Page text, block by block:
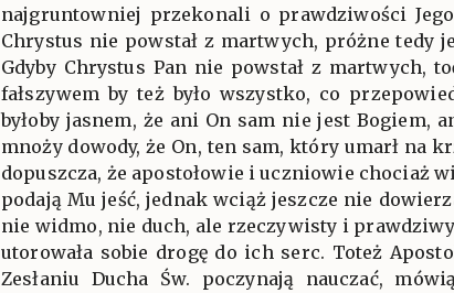
najgruntowniej przekonali o prawdziwości
Chrystus nie powstał z martwych, próżne tedy
Gdyby Chrystus Pan nie powstał z martwych,
fałszywem by też było wszystko, co
byłoby jasnem, że ani On sam nie jest Bogiem,
mnoży dowody, że On, ten sam, który umarł na
dopuszcza, że apostołowie i uczniowie chociaż
podają Mu jeść, jednak wciąż jeszcze nie
nie widmo, nie duch, ale rzeczywisty i prawdziwy
utorowała sobie drogę do ich serc. Toteż
Zesłaniu Ducha Św. poczynają nauczać,